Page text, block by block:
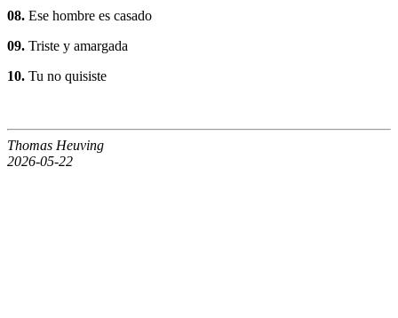
08. Ese hombre es casado
09. Triste y amargada
10. Tu no quisiste
Thomas Heuving
2026-05-22